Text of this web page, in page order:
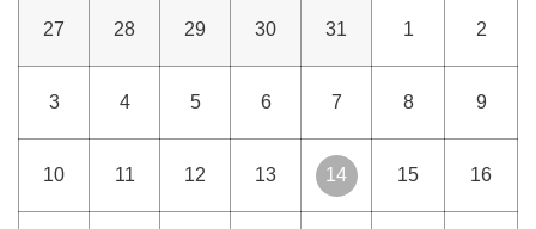
27 28 29 30 31 1 2
3 4 5 6 7 8 9
10 11 12 13 14 15 16